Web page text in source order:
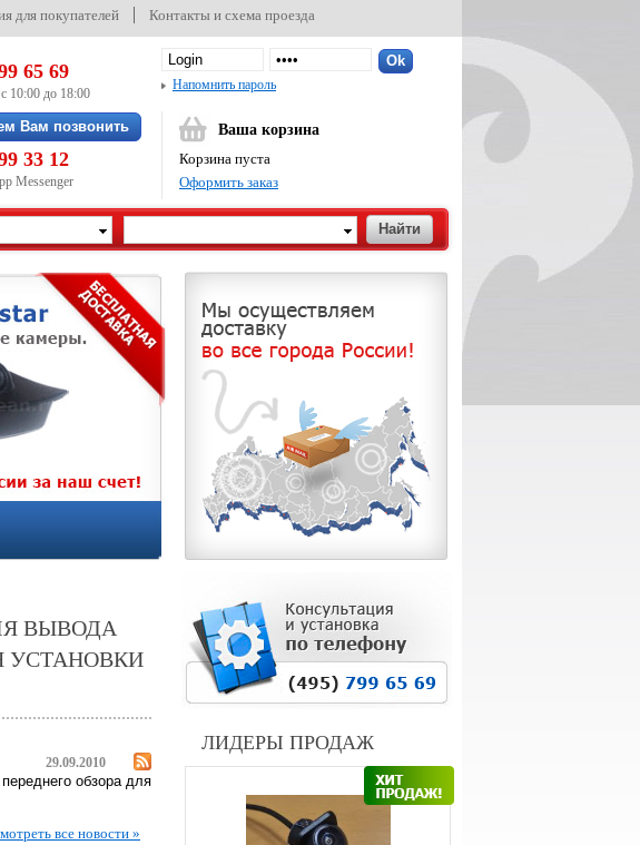
для покупателей Контакты и схема проезда
65 69
10:00 до 18:00
Вам позвонить
33 12
Messenger
Напомнить пароль
Ваша корзина
Корзина пуста
Оформить заказ
ЛИДЕРЫ ПРОДАЖ
ВЫВОДА
УСТАНОВКИ
29.09.2010
обзора для
все новости »